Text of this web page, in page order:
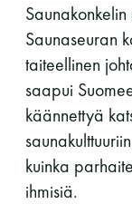
Saunaseuran
taiteellinen
saapui
käännettyä
kuinka
ihmisiä.